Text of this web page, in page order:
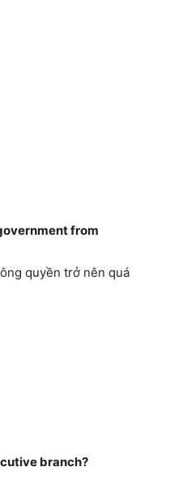
from
quyền trở nên quá
branch?